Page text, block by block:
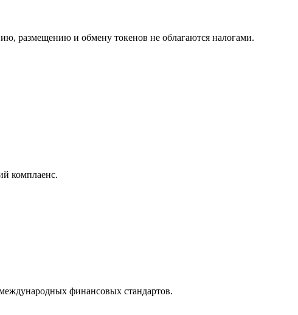
размещению и обмену токенов не облагаются налогами.
комплаенс.
финансовых стандартов.